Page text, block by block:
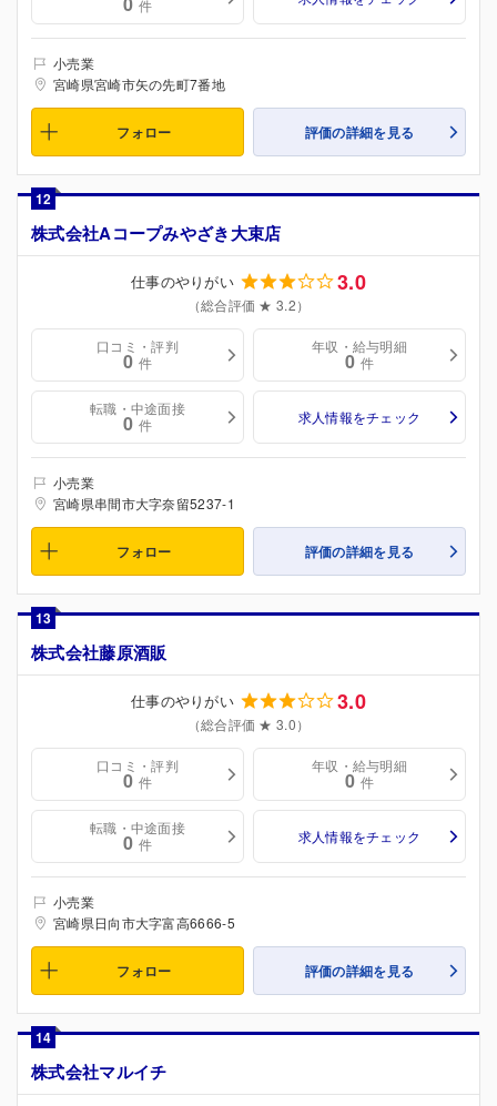
件
小売業
宮崎県宮崎市矢の先町7番地
フォロー 評価の詳細を見る
12
株式会社Aコープみやざき大束店
仕事のやりがい 3.0
（総合評価 ★ 3.2）
口コミ・評判
0 件
年収・給与明細
0 件
転職・中途面接
0 件 求人情報をチェック
小売業
宮崎県串間市大字奈留5237-1
フォロー 評価の詳細を見る
13
株式会社藤原酒販
仕事のやりがい 3.0
（総合評価 ★ 3.0）
口コミ・評判
0 件
年収・給与明細
0 件
転職・中途面接
0 件 求人情報をチェック
小売業
宮崎県日向市大字富高6666-5
フォロー 評価の詳細を見る
14
株式会社マルイチ